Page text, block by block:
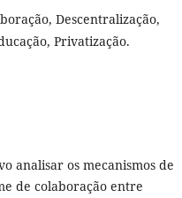
Descentralização,
Privatização.
analisar os mecanismos de
de colaboração entre